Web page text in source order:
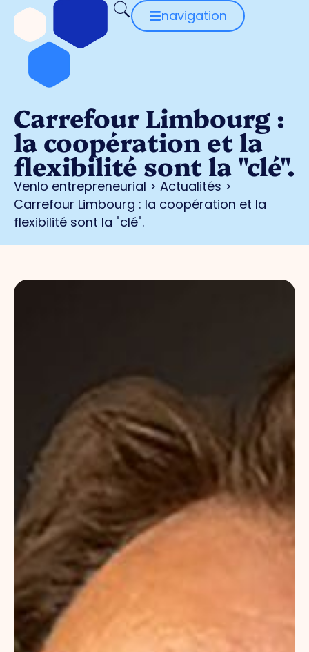
navigation
Carrefour Limbourg :
la coopération et la
flexibilité sont la "clé".
Venlo entrepreneurial > Actualités >
Carrefour Limbourg : la coopération et la
flexibilité sont la "clé".